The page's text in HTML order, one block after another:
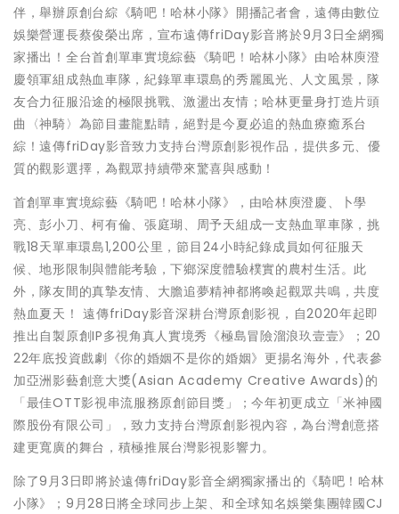
伴，舉辦原創台綜《騎吧！哈林小隊》開播記者會，遠傳由數位
娛樂營運長蔡俊榮出席，宣布遠傳friDay影音將於9月3日全網獨
家播出！全台首創單車實境綜藝《騎吧！哈林小隊》由哈林庾澄
慶領軍組成熱血車隊，紀錄單車環島的秀麗風光、人文風景，隊
友合力征服沿途的極限挑戰、激盪出友情；哈林更量身打造⽚頭
曲〈神騎〉為節目畫龍點睛，絕對是今夏必追的熱血療癒系台
綜！遠傳friDay影音致力支持台灣原創影視作品，提供多元、優
質的觀影選擇，為觀眾持續帶來驚喜與感動！
首創單車實境綜藝《騎吧！哈林小隊》，由哈林庾澄慶、卜學
亮、彭小刀、柯有倫、張庭瑚、周予天組成一支熱血單車隊，挑
戰18天單車環島1,200公里，節目24小時紀錄成員如何征服天
候、地形限制與體能考驗，下鄉深度體驗樸實的農村生活。此
外，隊友間的真摯友情、大膽追夢精神都將喚起觀眾共鳴，共度
熱血夏天！ 遠傳friDay影音深耕台灣原創影視，自2020年起即
推出自製原創IP多視角真人實境秀《極島冒險溜浪玖壹壹》；20
22年底投資戲劇《你的婚姻不是你的婚姻》更揚名海外，代表參
加亞洲影藝創意大獎(Asian Academy Creative Awards)的
「最佳OTT影視串流服務原創節目獎」；今年初更成立「米神國
際股份有限公司」，致力支持台灣原創影視內容，為台灣創意搭
建更寬廣的舞台，積極推展台灣影視影響力。
除了9月3日即將於遠傳friDay影音全網獨家播出的《騎吧！哈林
小隊》；9月28日將全球同步上架、和全球知名娛樂集團韓國CJ